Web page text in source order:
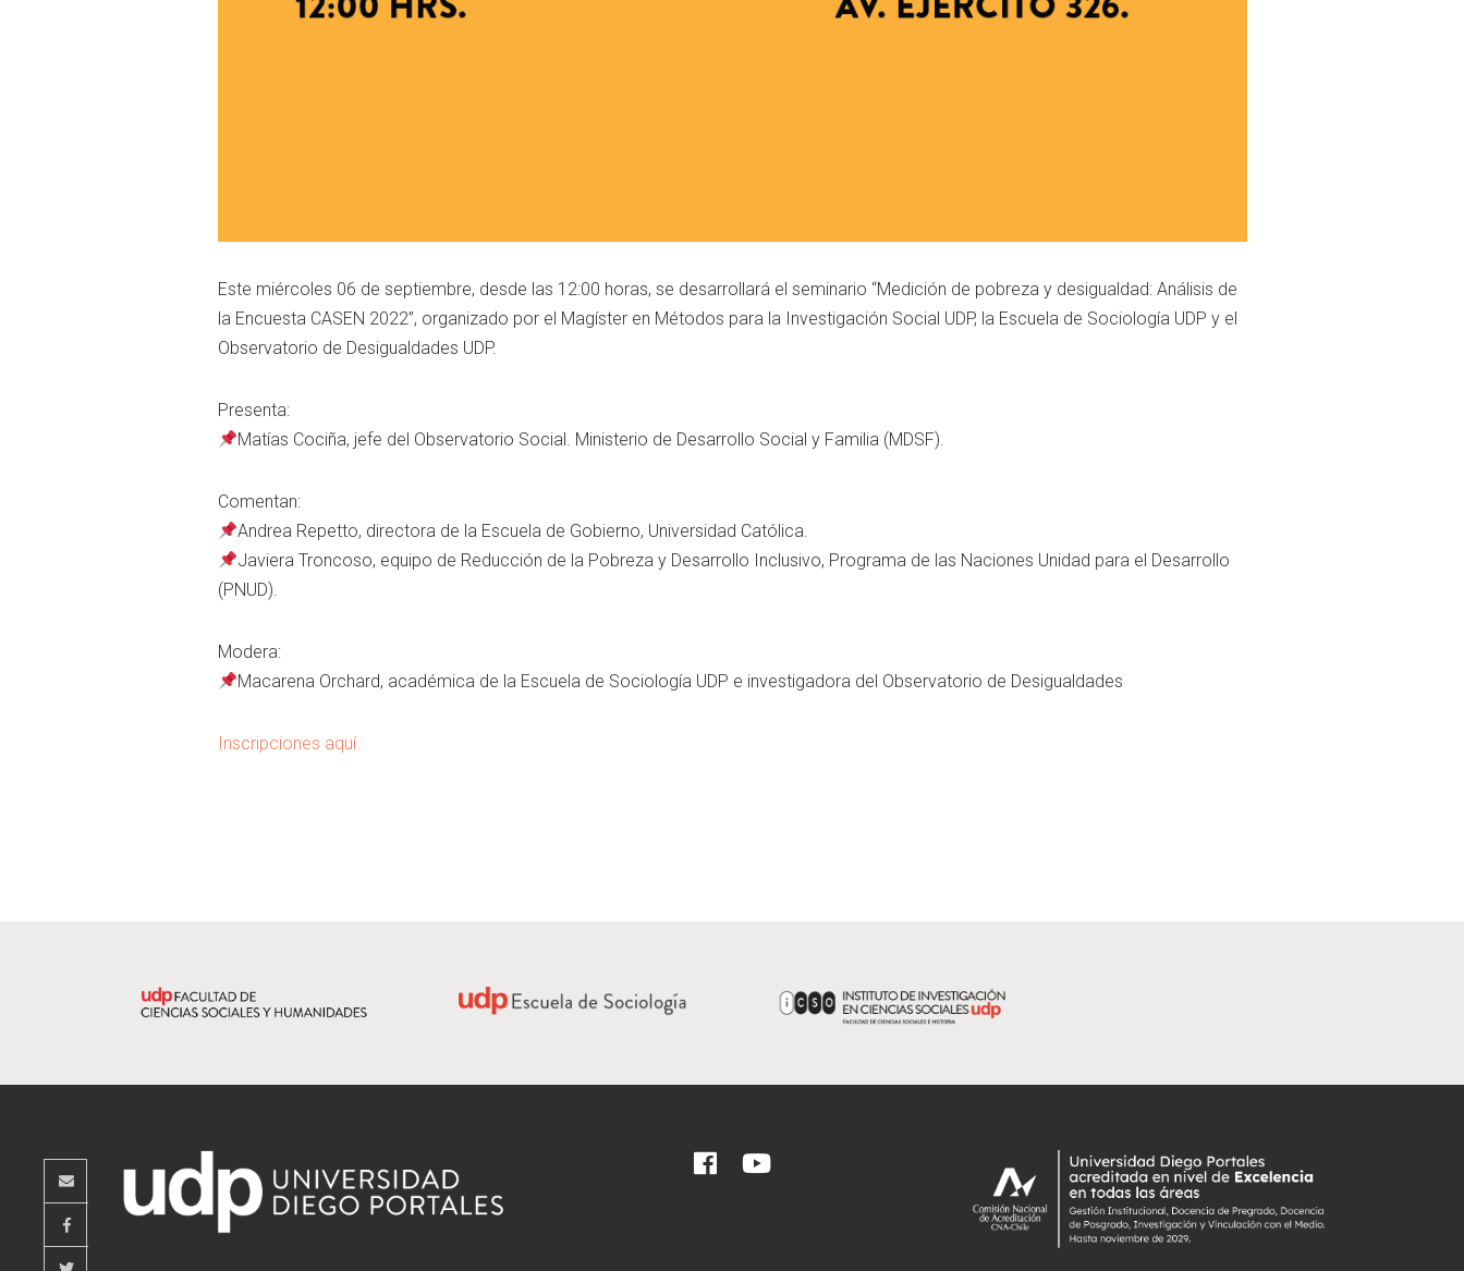
Este miércoles 06 de septiembre, desde las 12:00 horas, se desarrollará el seminario “Medición de pobreza y desigualdad: Análisis de
la Encuesta CASEN 2022”, organizado por el Magíster en Métodos para la Investigación Social UDP, la Escuela de Sociología UDP y el
Observatorio de Desigualdades UDP.
Presenta:
Matías Cociña, jefe del Observatorio Social. Ministerio de Desarrollo Social y Familia (MDSF).
Comentan:
Andrea Repetto, directora de la Escuela de Gobierno, Universidad Católica.
Javiera Troncoso, equipo de Reducción de la Pobreza y Desarrollo Inclusivo, Programa de las Naciones Unidad para el Desarrollo
(PNUD).
Modera:
Macarena Orchard, académica de la Escuela de Sociología UDP e investigadora del Observatorio de Desigualdades
Inscripciones aquí.